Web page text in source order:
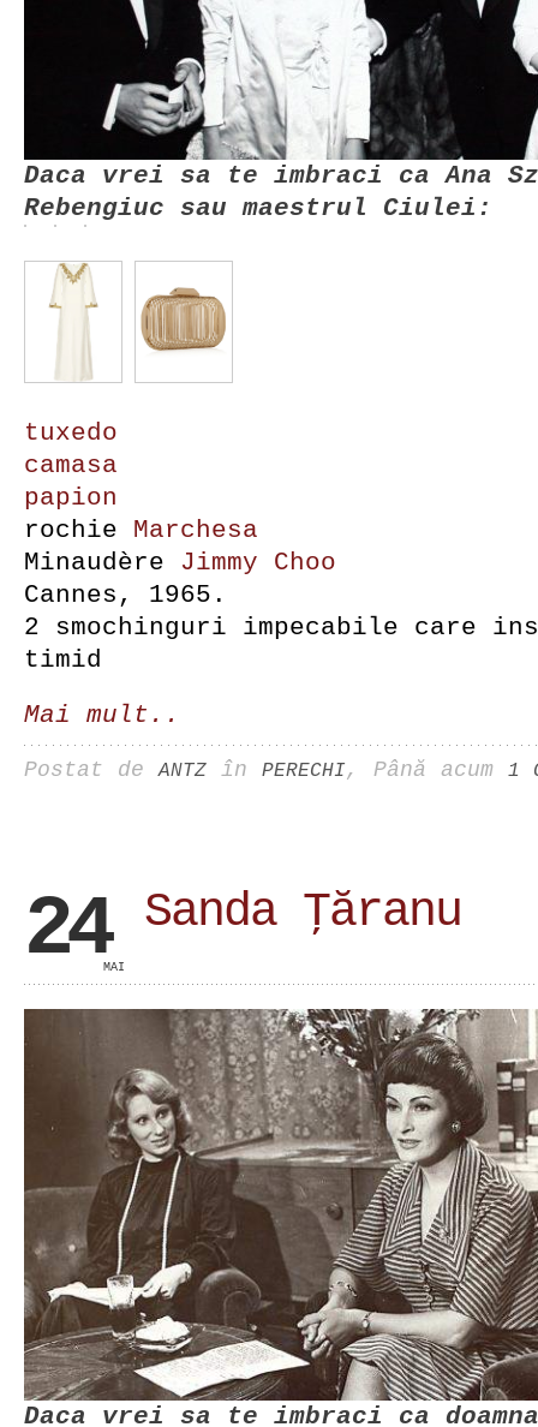
Daca vrei sa te imbraci ca Ana
Rebengiuc sau maestrul Ciulei:
tuxedo
camasa
papion
rochie Marchesa
Minaudère Jimmy Choo
Cannes, 1965.
2 smochinguri impecabile care
timid
Mai mult..
Postat deANTZ în PERECHI, Până acum 1
24MAI
Sanda Ţăranu
Daca vrei sa te imbraci ca